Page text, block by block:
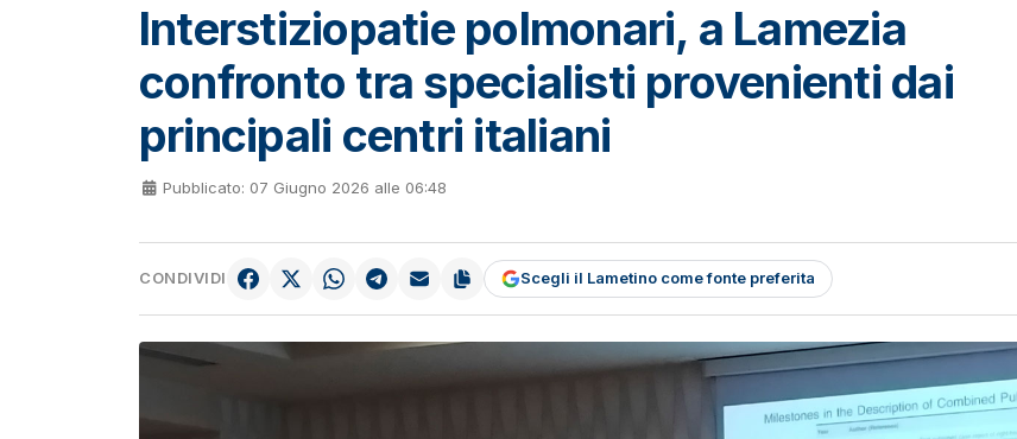
Interstiziopatie polmonari, a Lamezia
confronto tra specialisti provenienti dai
principali centri italiani
Pubblicato: 07 Giugno 2026 alle 06:48
CONDIVIDI Scegli il Lametino come fonte preferita